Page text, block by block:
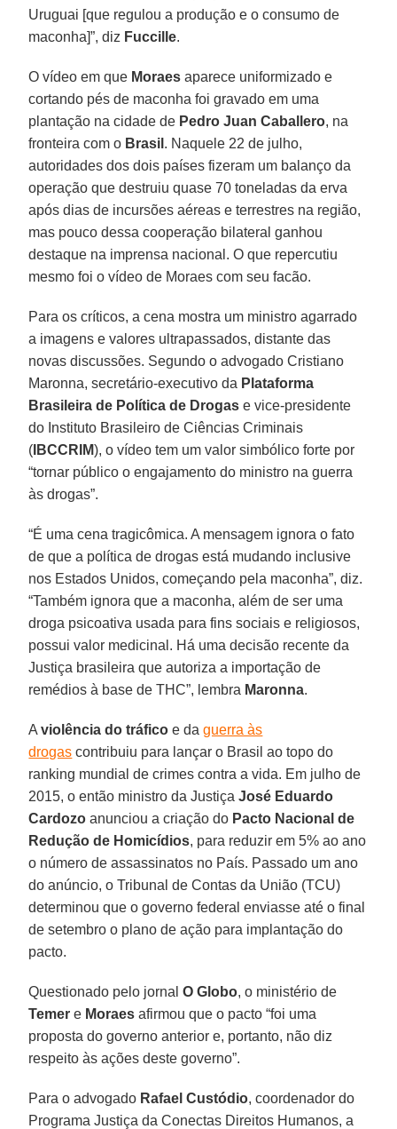
Uruguai [que regulou a produção e o consumo de
maconha]”, diz Fuccille.
O vídeo em que Moraes aparece uniformizado e
cortando pés de maconha foi gravado em uma
plantação na cidade de Pedro Juan Caballero, na
fronteira com o Brasil . Naquele 22 de julho,
autoridades dos dois países fizeram um balanço da
operação que destruiu quase 70 toneladas da erva
após dias de incursões aéreas e terrestres na região,
mas pouco dessa cooperação bilateral ganhou
destaque na imprensa nacional. O que repercutiu
mesmo foi o vídeo de Moraes com seu facão.
Para os críticos, a cena mostra um ministro agarrado
a imagens e valores ultrapassados, distante das
novas discussões. Segundo o advogado Cristiano
Maronna, secretário-executivo da Plataforma
Brasileira de Política de Drogas e vice-presidente
do Instituto Brasileiro de Ciências Criminais
( IBCCRIM), o vídeo tem um valor simbólico forte por
“tornar público o engajamento do ministro na guerra
às drogas”.
“É uma cena tragicômica. A mensagem ignora o fato
de que a política de drogas está mudando inclusive
nos Estados Unidos, começando pela maconha”, diz.
“Também ignora que a maconha, além de ser uma
droga psicoativa usada para fins sociais e religiosos,
possui valor medicinal. Há uma decisão recente da
Justiça brasileira que autoriza a importação de
remédios à base de THC”, lembra Maronna.
Aviolência do tráfico e daguerra às
drogas contribuiu para lançar o Brasil ao topo do
ranking mundial de crimes contra a vida. Em julho de
2015, o então ministro da Justiça José Eduardo
Cardozo anunciou a criação do Pacto Nacional de
Redução de Homicídios, para reduzir em 5% ao ano
o número de assassinatos no País. Passado um ano
do anúncio, o Tribunal de Contas da União (TCU)
determinou que o governo federal enviasse até o final
de setembro o plano de ação para implantação do
pacto.
Questionado pelo jornalO Globo, o ministério de
Temer e Moraes afirmou que o pacto “foi uma
proposta do governo anterior e, portanto, não diz
respeito às ações deste governo”.
Para o advogado Rafael Custódio, coordenador do
Programa Justiça da Conectas Direitos Humanos, a